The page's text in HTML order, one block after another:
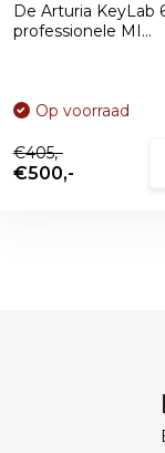
De Arturia KeyLab
professionele MI...
Op voorraad
€405,-
€500,-